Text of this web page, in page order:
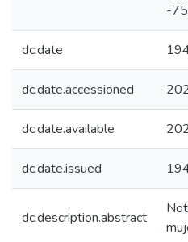
-
dc.date
dc.date.accessioned
dc.date.available
dc.date.issued
dc.description.abstract